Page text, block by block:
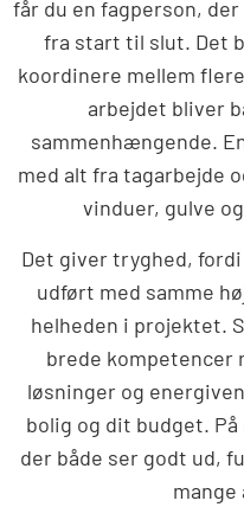
får du en fagperson,
fra start til slut. Det
koordinere mellem
arbejdet bliver
sammenhængende.
med alt fra tagarbejde
vinduer, gulve
Det giver tryghed,
udført med samme
helheden i projektet.
brede kompetencer
løsninger og
bolig og dit budget.
der både ser godt ud,
mange